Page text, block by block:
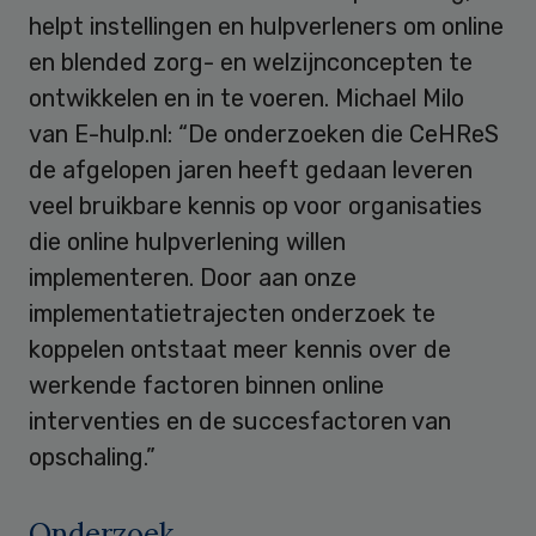
helpt instellingen en hulpverleners om online
en blended zorg- en welzijnconcepten te
ontwikkelen en in te voeren. Michael Milo
van E-hulp.nl: “De onderzoeken die CeHReS
de afgelopen jaren heeft gedaan leveren
veel bruikbare kennis op voor organisaties
die online hulpverlening willen
implementeren. Door aan onze
implementatietrajecten onderzoek te
koppelen ontstaat meer kennis over de
werkende factoren binnen online
interventies en de succesfactoren van
opschaling.”